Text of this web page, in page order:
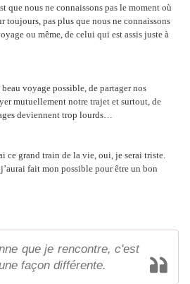
que nous ne connaissons pas le moment où
toujours, pas plus que nous ne connaissons
ou même, de celui qui est assis juste à
voyage possible, de partager nos
mutuellement notre trajet et surtout, de
deviennent trop lourds…
ce grand train de la vie, oui, je serai triste.
fait mon possible pour être un bon
que je rencontre, c'est
façon différente.